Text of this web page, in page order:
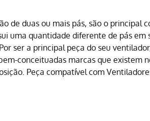
de duas ou mais pás, são o
uma quantidade diferente de pás
ser a principal peça do seu
conceituadas marcas que
Peça compatível com